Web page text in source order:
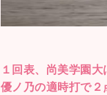
１回表、尚美学園
優ノ乃の適時打で２